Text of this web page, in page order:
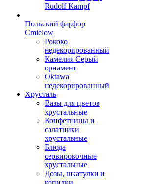
Rudolf Kampf
Польский фарфор
Сmielow
Рококо
недекорированный
Камелия Серый
орнамент
Oktawa
недекорированный
Хрусталь
Вазы для цветов
хрустальные
Конфетницы и
салатники
хрустальные
Блюда
сервировочные
хрустальные
Дозы, шкатулки и
копилки